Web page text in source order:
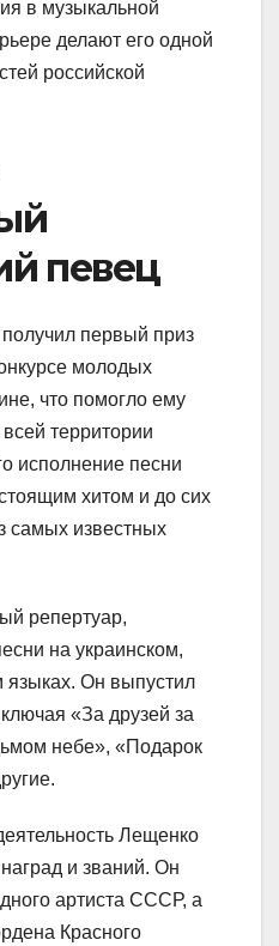
в музыкальной
делают его одной
российской
певец
первый приз
молодых
что помогло ему
территории
исполнение песни
хитом и до сих
самых известных
репертуар,
на украинском,
языках. Он выпустил
«За друзей за
небе», «Подарок
Лещенко
и званий. Он
артиста СССР, а
Красного